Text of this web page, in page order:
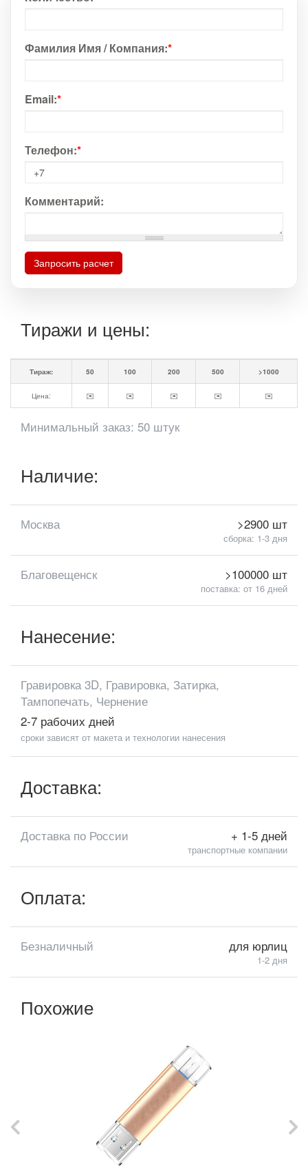
Фамилия Имя / Компания:*
Email:*
Телефон:*
Комментарий:
Запросить расчет
Тиражи и цены:
Тираж: 50 100 200 500 >1000
Цена: ✉️ ✉️ ✉️ ✉️ ✉️
Минимальный заказ: 50 штук
Наличие:
Москва >2900 шт
сборка: 1-3 дня
Благовещенск >100000 шт
поставка: от 16 дней
Нанесение:
Гравировка 3D, Гравировка, Затирка,
Тампопечать, Чернение
2-7 рабочих дней
сроки зависят от макета и технологии нанесения
Доставка:
Доставка по России + 1-5 дней
транспортные компании
Оплата:
Безналичный для юрлиц
1-2 дня
Похожие